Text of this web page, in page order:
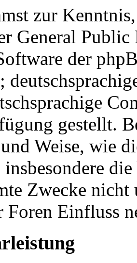
zur
General
der
gestellt.
Weise, wie
Zwecke nicht
Foren Einfluss